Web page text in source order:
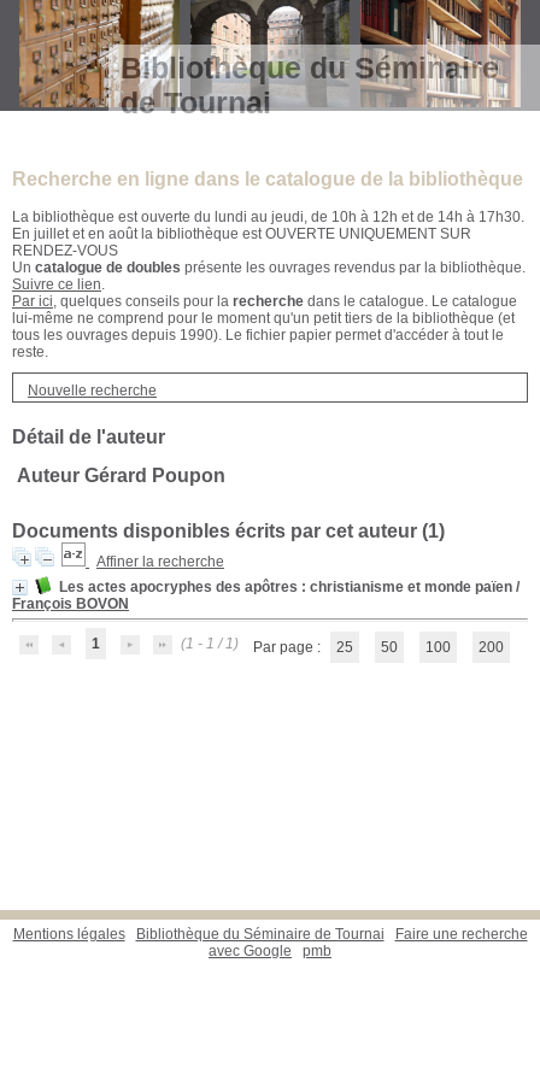
Bibliothèque du Séminaire
de Tournai
Recherche en ligne dans le catalogue de la bibliothèque
La bibliothèque est ouverte du lundi au jeudi, de 10h à 12h et de 14h à 17h30.
En juillet et en août la bibliothèque est OUVERTE UNIQUEMENT SUR
RENDEZ-VOUS
Un catalogue de doubles présente les ouvrages revendus par la bibliothèque.
Suivre ce lien.
Par ici, quelques conseils pour la recherche dans le catalogue. Le catalogue
lui-même ne comprend pour le moment qu'un petit tiers de la bibliothèque (et
tous les ouvrages depuis 1990). Le fichier papier permet d'accéder à tout le
reste.
Nouvelle recherche
Détail de l'auteur
Auteur Gérard Poupon
Documents disponibles écrits par cet auteur (1)
Affiner la recherche
Les actes apocryphes des apôtres : christianisme et monde païen /
François BOVON
1 (1 - 1 / 1) Par page : 25 50 100 200
Mentions légales Bibliothèque du Séminaire de Tournai
Faire une recherche
avec Google
pmb